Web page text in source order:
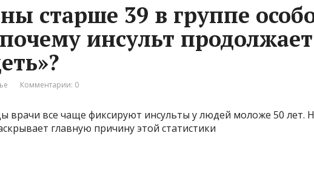
старше 39 в группе
инсульт продолжает
Комментарии: 0
врачи все чаще фиксируют инсульты у людей моложе 50 лет.
главную причину этой статистики